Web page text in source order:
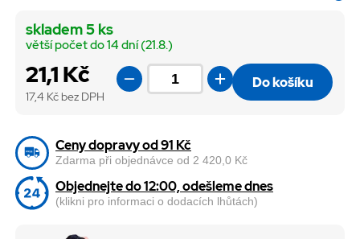
21,1 Kč
17,4 Kč bez DPH
skladem 5 ks
větší počet do 14 dní (21.8.)
Do košíku
Ceny dopravy od 91 Kč
Zdarma při objednávce od 2 420,0 Kč
Objednejte do 12:00, odešleme dnes
(klikni pro informaci o dodacích lhůtách)